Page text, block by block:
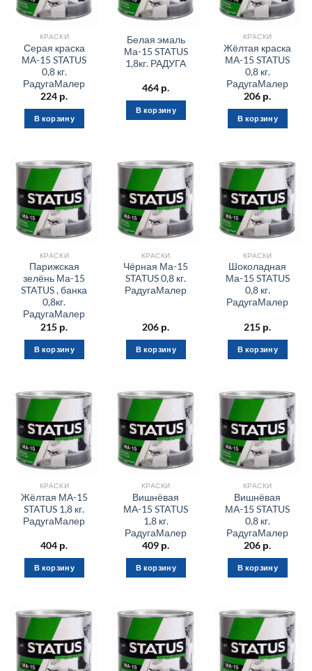
КРАСКИ
Серая краска
МА-15 STATUS
0,8 кг.
РадугаМалер
224 р.
В корзину
Белая эмаль
Ма-15 STATUS
1,8кг. РАДУГА
464 р.
В корзину
КРАСКИ
Жёлтая краска
МА-15 STATUS
0,8 кг.
РадугаМалер
206 р.
В корзину
КРАСКИ
Парижская
зелёнь Ма-15
STATUS , банка
0,8кг.
РадугаМалер
215 р.
В корзину
КРАСКИ
Чёрная Ма-15
STATUS 0,8 кг.
РадугаМалер
206 р.
В корзину
КРАСКИ
Шоколадная
Ма-15 STATUS
0,8 кг.
РадугаМалер
215 р.
В корзину
КРАСКИ
Жёлтая МА-15
STATUS 1,8 кг.
РадугаМалер
404 р.
В корзину
КРАСКИ
Вишнёвая
МА-15 STATUS
1,8 кг.
РадугаМалер
409 р.
В корзину
КРАСКИ
Вишнёвая
МА-15 STATUS
0,8 кг.
РадугаМалер
206 р.
В корзину